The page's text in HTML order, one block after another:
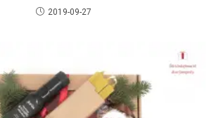
2019-09-27